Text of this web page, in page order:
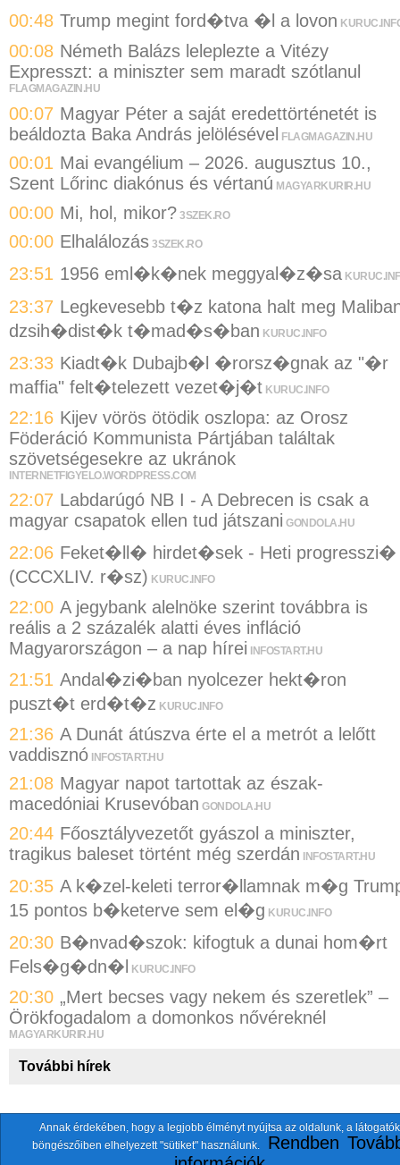
00:48 Trump megint ford�tva �l a lovon
00:08 Németh Balázs leleplezte a Vitézy
Expresszt: a miniszter sem maradt szótlanul
FLAGMAGAZIN.HU
00:07 Magyar Péter a saját eredettörténetét is
beáldozta Baka András jelölésével FLAGMAGAZIN.HU
00:01 Mai evangélium – 2026. augusztus 10.,
Szent Lőrinc diakónus és vértanú MAGYARKURIR.HU
00:00 Mi, hol, mikor? 3SZEK.RO
00:00 Elhalálozás 3SZEK.RO
23:51 1956 eml�k�nek meggyal�z�sa
23:37 Legkevesebb t�z katona halt meg
dzsih�dist�k t�mad�s�ban KURUC.INFO
23:33 Kiadt�k Dubajb�l �rorsz�gnak az "�r
maffia" felt�telezett vezet�j�t KURUC.INFO
22:16 Kijev vörös ötödik oszlopa: az Orosz
Föderáció Kommunista Pártjában találtak
szövetségesekre az ukránok
INTERNETFIGYELO.WORDPRESS.COM
22:07 Labdarúgó NB I - A Debrecen is csak a
magyar csapatok ellen tud játszani GONDOLA.HU
22:06 Feket�ll� hirdet�sek - Heti progresszi�
(CCCXLIV. r�sz) KURUC.INFO
22:00 A jegybank alelnöke szerint továbbra is
reális a 2 százalék alatti éves infláció
Magyarországon – a nap hírei INFOSTART.HU
21:51 Andal�zi�ban nyolcezer hekt�ron
puszt�t erd�t�z KURUC.INFO
21:36 A Dunát átúszva érte el a metrót a lelőtt
vaddisznó INFOSTART.HU
21:08 Magyar napot tartottak az észak-
macedóniai Krusevóban GONDOLA.HU
20:44 Főosztályvezetőt gyászol a miniszter,
tragikus baleset történt még szerdán
INFOSTART.HU
20:35 A k�zel-keleti terror�llamnak m�g
15 pontos b�keterve sem el�g KURUC.INFO
20:30 B�nvad�szok: kifogtuk a dunai hom�rt
Fels�g�dn�l
KURUC.INFO
20:30 „Mert becses vagy nekem és szeretlek” –
Örökfogadalom a domonkos nővéreknél
MAGYARKURIR.HU
További hírek
A fentiekkel együtt összesen118 oldaltszemlézünk.
© 2026 Nemzeti.net - E-mail:ten.itezmen@itezmen
Annak érdekében, hogy a legjobb élményt nyújtsa az oldalunk, a látogatók
böngészőiben elhelyezett "sütiket" használunk.
Rendben